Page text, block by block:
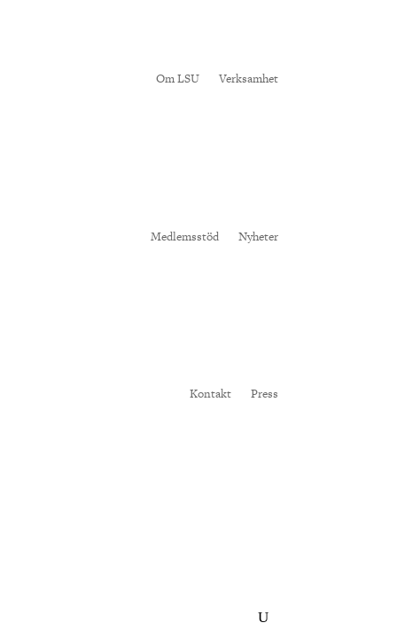
Om LSU Verksamhet
Medlemsstöd Nyheter
Kontakt Press